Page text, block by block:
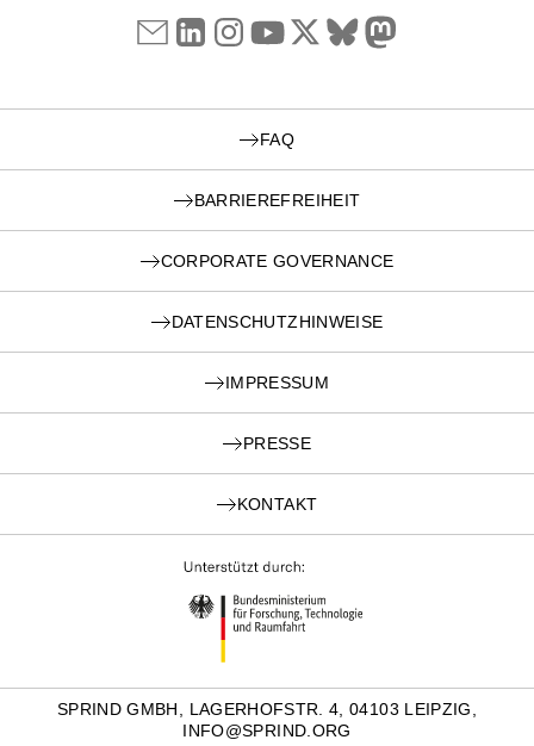
FAQ
BARRIEREFREIHEIT
CORPORATE GOVERNANCE
DATENSCHUTZHINWEISE
IMPRESSUM
PRESSE
KONTAKT
SPRIND GMBH, LAGERHOFSTR. 4, 04103 LEIPZIG,
INFO@SPRIND.ORG